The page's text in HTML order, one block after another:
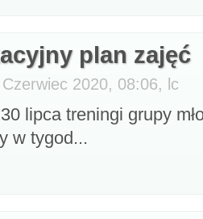
plan zajęć
2020, 08:06, lc
lipca treningi grupy
w tygod...